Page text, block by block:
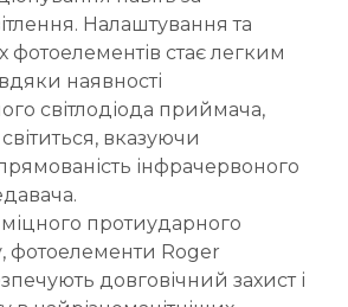
Налаштування та
фотоелементів стає легким
наявності
світлодіода приймача,
вказуючи
інфрачервоного
міцного протиударного
фотоелементи Roger
довговічний захист і